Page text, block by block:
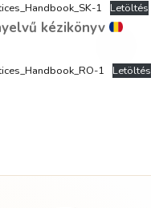
1 Letöltés
kézikönyv
1 Letöltés